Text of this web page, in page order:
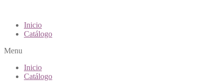
Inicio
Catálogo
Menu
Inicio
Catálogo